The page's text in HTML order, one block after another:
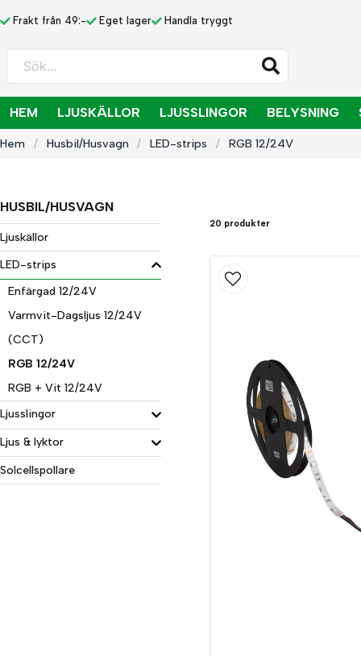
Frakt från 49:- Eget lager Handla tryggt
Sök...
HEM LJUSKÄLLOR LJUSSLINGOR BELYSNING
Hem Husbil/Husvagn LED-strips RGB 12/24V
HUSBIL/HUSVAGN
Ljuskällor
LED-strips
Enfärgad 12/24V
Varmvit-Dagsljus 12/24V
(CCT)
RGB 12/24V
RGB + Vit 12/24V
Ljusslingor
Ljus & lyktor
Solcellspollare
20 produkter